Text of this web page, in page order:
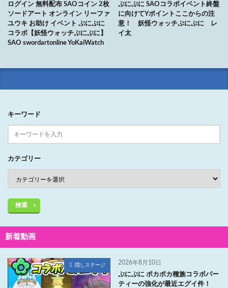
ログイン 無料配布 SAOコイン 2枚
ソードアート オンライン リーファ
ユウキ お助け イベント ぷにぷに
コラボ【妖怪ウォッチぷにぷに】
SAO swordartonline YoKaiWatch
ぷにぷに SAOコラボイベント終盤
に向けてYポイントここからの注
意！ 妖怪ウォッチぷにぷに レ
イ太
キーワード
カテゴリー
検索
新着動画
隠しステージ 2026年8月10日
ぷにぷに ポカポカ種族コラボパー
ティーの強化が最近エグイ件！